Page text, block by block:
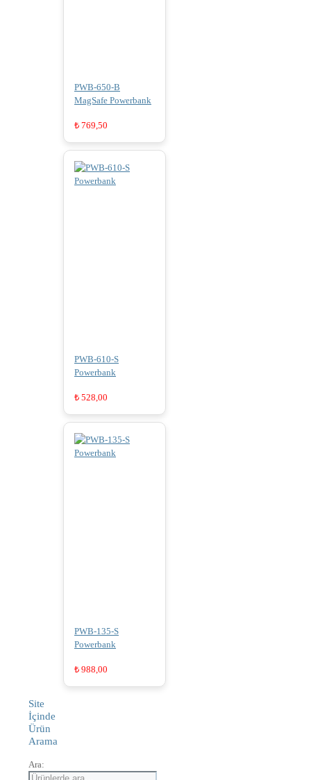
PWB-650-B
MagSafe Powerbank
₺ 769,50
PWB-610-S
Powerbank
₺ 528,00
PWB-135-S
Powerbank
₺ 988,00
Site
İçinde
Ürün
Arama
Ara: